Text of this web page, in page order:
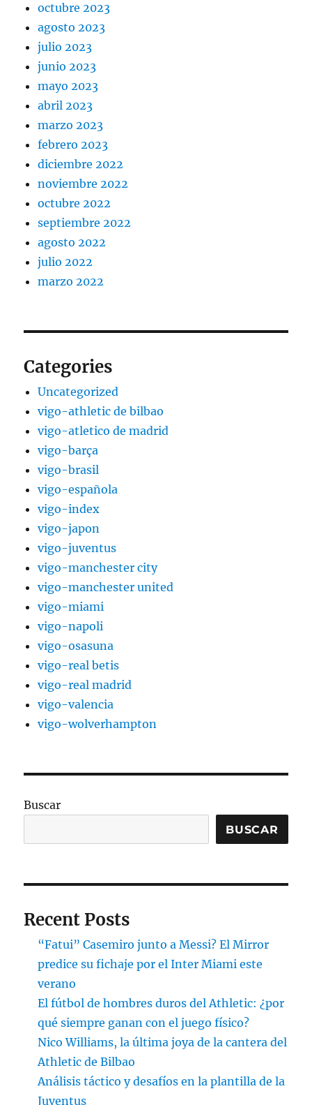
octubre 2023
agosto 2023
julio 2023
junio 2023
mayo 2023
abril 2023
marzo 2023
febrero 2023
diciembre 2022
noviembre 2022
octubre 2022
septiembre 2022
agosto 2022
julio 2022
marzo 2022
Categories
Uncategorized
vigo-athletic de bilbao
vigo-atletico de madrid
vigo-barça
vigo-brasil
vigo-española
vigo-index
vigo-japon
vigo-juventus
vigo-manchester city
vigo-manchester united
vigo-miami
vigo-napoli
vigo-osasuna
vigo-real betis
vigo-real madrid
vigo-valencia
vigo-wolverhampton
Buscar
BUSCAR
Recent Posts
“Fatui” Casemiro junto a Messi? El Mirror
predice su fichaje por el Inter Miami este
verano
El fútbol de hombres duros del Athletic: ¿por
qué siempre ganan con el juego físico?
Nico Williams, la última joya de la cantera del
Athletic de Bilbao
Análisis táctico y desafíos en la plantilla de la
Juventus